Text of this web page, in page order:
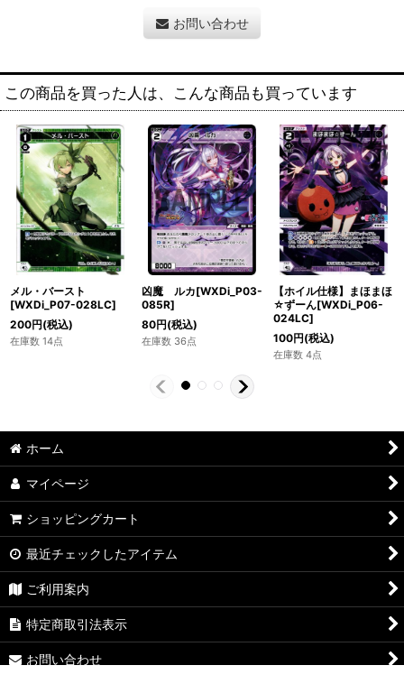
お問い合わせ
この商品を買った人は、こんな商品も買っています
メル・バースト
[WXDi_P07-028LC]
200円(税込)
在庫数 14点
凶魔 ルカ[WXDi_P03-
085R]
80円(税込)
在庫数 36点
【ホイル仕様】まほまほ
☆ずーん[WXDi_P06-
024LC]
100円(税込)
在庫数 4点
ホーム
マイページ
ショッピングカート
最近チェックしたアイテム
ご利用案内
特定商取引法表示
お問い合わせ